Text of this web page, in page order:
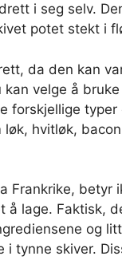
i seg selv.
potet stekt i
da den kan
velge å
forskjellige
hvitløk,
Frankrike,
lage. Faktisk,
og
tynne skiver.